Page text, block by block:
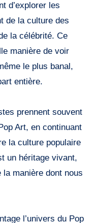
d’explorer les
de la culture des
la célébrité. Ce
manière de voir
le plus banal,
entière.
prennent souvent
Art, en continuant
la culture populaire
un héritage vivant,
manière dont nous
l’univers du Pop